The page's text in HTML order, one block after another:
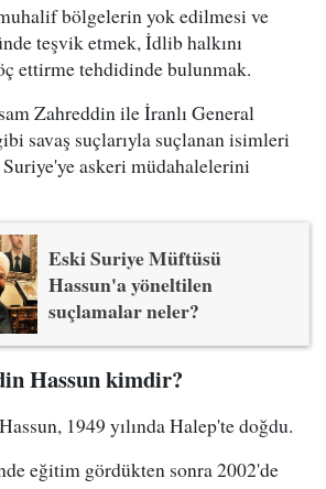
bölgelerin yok edilmesi ve
teşvik etmek, İdlib halkını
ettirme tehdidinde bulunmak.
Zahreddin ile İranlı General
savaş suçlarıyla suçlanan isimleri
askeri müdahalelerini
Eski Suriye Müftüsü
Hassun'a yöneltilen
suçlamalar neler?
Hassun kimdir?
1949 yılında Halep'te doğdu.
eğitim gördükten sonra 2002'de